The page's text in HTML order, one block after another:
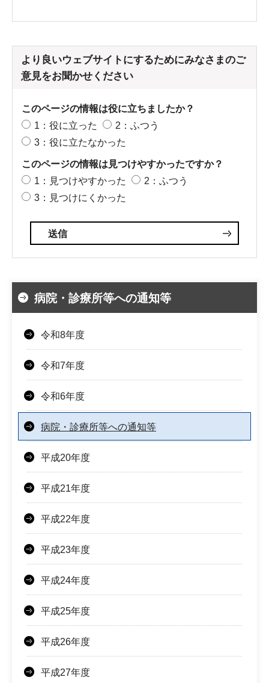
より良いウェブサイトにするためにみなさまのご
意見をお聞かせください
このページの情報は役に立ちましたか？
1：役に立った
2：ふつう
3：役に立たなかった
このページの情報は見つけやすかったですか？
1：見つけやすかった
2：ふつう
3：見つけにくかった
病院・診療所等への通知等
令和8年度
令和7年度
令和6年度
病院・診療所等への通知等
平成20年度
平成21年度
平成22年度
平成23年度
平成24年度
平成25年度
平成26年度
平成27年度